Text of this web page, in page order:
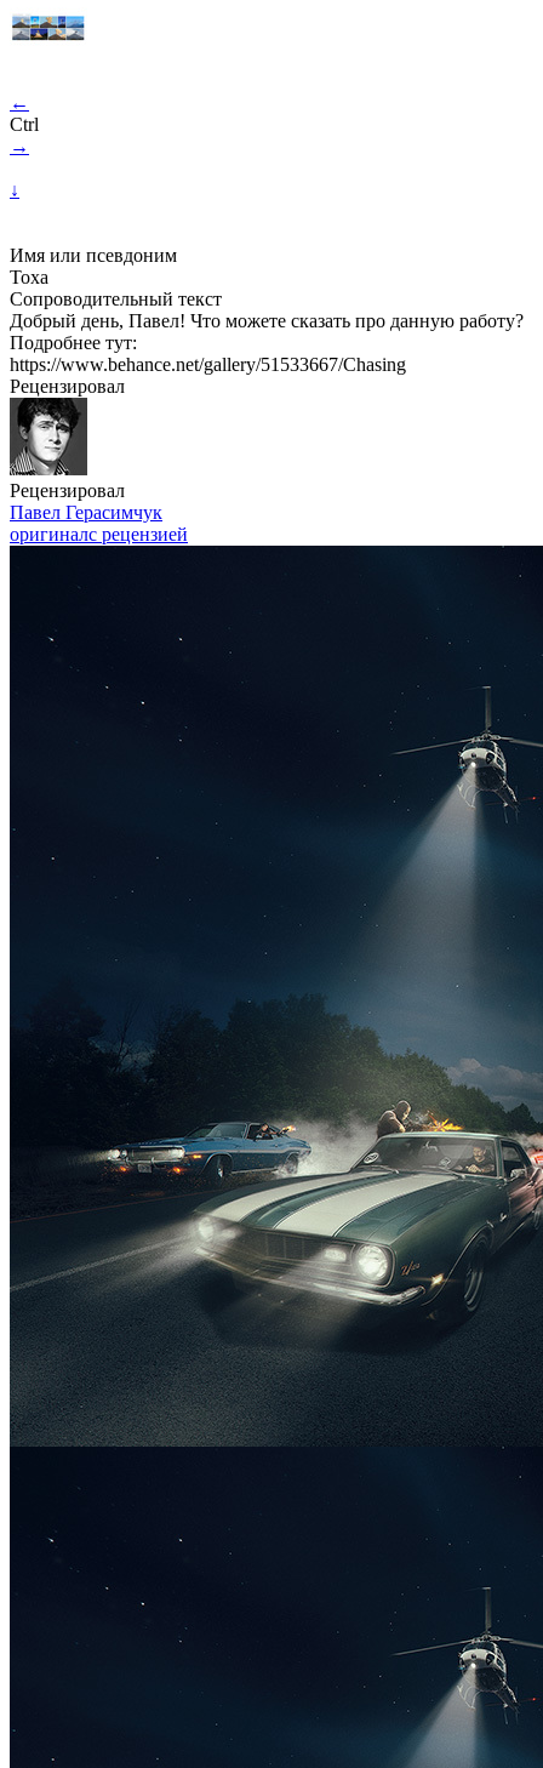
←
Ctrl
→
↓
Имя или псевдоним
Тоха
Сопроводительный текст
Добрый день, Павел! Что можете сказать про данную работу?
Подробнее тут:
https://www.behance.net/gallery/51533667/Chasing
Рецензировал
Рецензировал
Павел Герасимчук
оригиналс рецензией